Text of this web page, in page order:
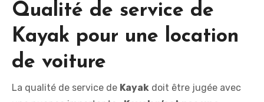
Qualité de service de
Kayak pour une location
de voiture
La qualité de service de Kayak doit être jugée avec